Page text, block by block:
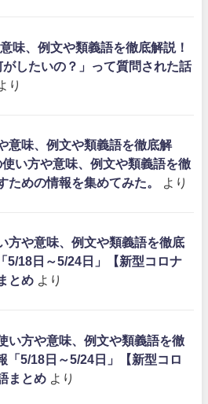
味、例文や類義語を徹底解説！
がしたいの？」って質問された話
より
意味、例文や類義語を徹底解
使い方や意味、例文や類義語を徹
めの情報を集めてみた。
より
方や意味、例文や類義語を徹底
5/18日～5/24日」【新型コロナ
とめ より
い方や意味、例文や類義語を徹
「5/18日～5/24日」【新型コロ
まとめ より